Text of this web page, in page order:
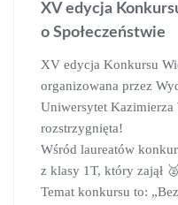
XV edycja
o Społeczeństwie
XV edycja Konkursu
organizowana przez
Uniwersytet
rozstrzygnięta!
Wśród laureatów
z klasy 1T, który zajął
Temat konkursu to: